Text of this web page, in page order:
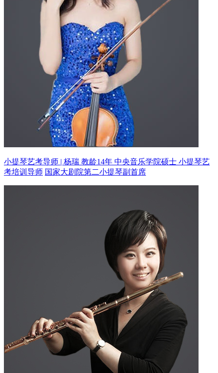
小提琴艺考导师 | 杨瑞 教龄14年 中央音乐学院硕士 小提琴艺
考培训导师 国家大剧院第二小提琴副首席